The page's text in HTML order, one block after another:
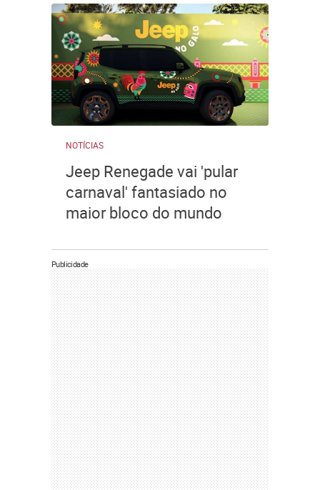
NOTÍCIAS
Jeep Renegade vai 'pular
carnaval' fantasiado no
maior bloco do mundo
Publicidade